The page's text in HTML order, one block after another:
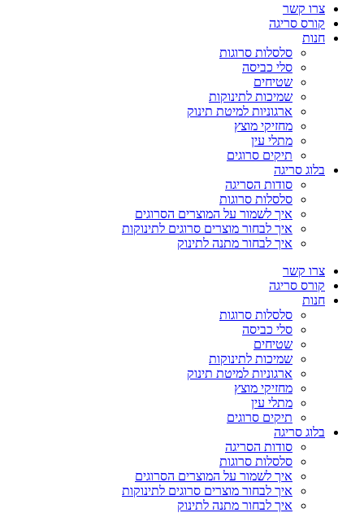
צרו קשר
קורס סריגה
חנות
סלסלות סרוגות
סלי כביסה
שטיחים
שמיכות לתינוקות
ארגוניות למיטת תינוק
מחזיקי מוצץ
מתלי עין
תיקים סרוגים
בלוג סריגה
סודות הסריגה
סלסלות סרוגות
איך לשמור על המוצרים הסרוגים
איך לבחור מוצרים סרוגים לתינוקות
איך לבחור מתנה לתינוק
צרו קשר
קורס סריגה
חנות
סלסלות סרוגות
סלי כביסה
שטיחים
שמיכות לתינוקות
ארגוניות למיטת תינוק
מחזיקי מוצץ
מתלי עין
תיקים סרוגים
בלוג סריגה
סודות הסריגה
סלסלות סרוגות
איך לשמור על המוצרים הסרוגים
איך לבחור מוצרים סרוגים לתינוקות
איך לבחור מתנה לתינוק